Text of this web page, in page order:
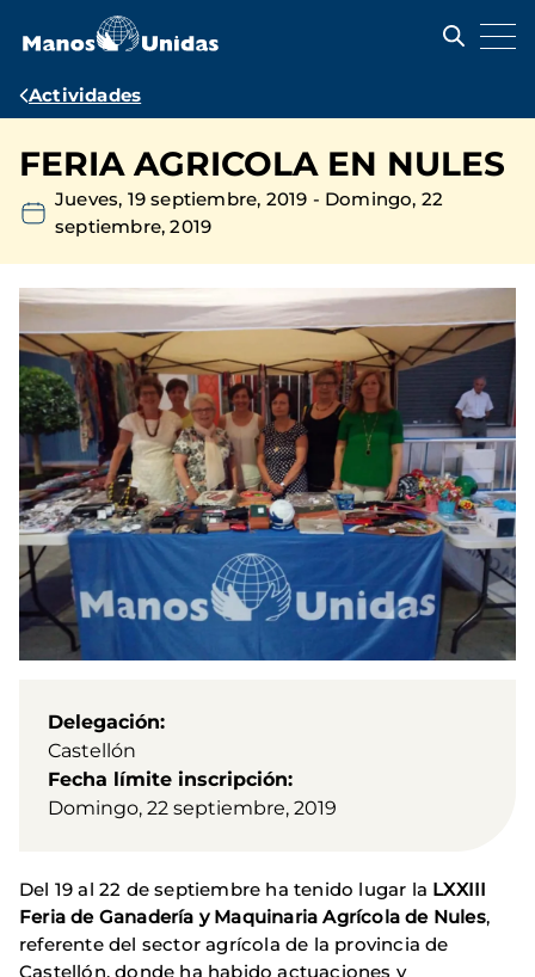
contenido
Ruta
navegación
Actividades
FERIA AGRICOLA EN NULES
Jueves, 19 septiembre, 2019 - Domingo, 22
septiembre, 2019
Delegación
Castellón
Fecha límite inscripción
Domingo, 22 septiembre, 2019
Del 19 al 22 de septiembre ha tenido lugar la LXXIII
Feria de Ganadería y Maquinaria Agrícola de Nules,
referente del sector agrícola de la provincia de
Castellón, donde ha habido actuaciones y